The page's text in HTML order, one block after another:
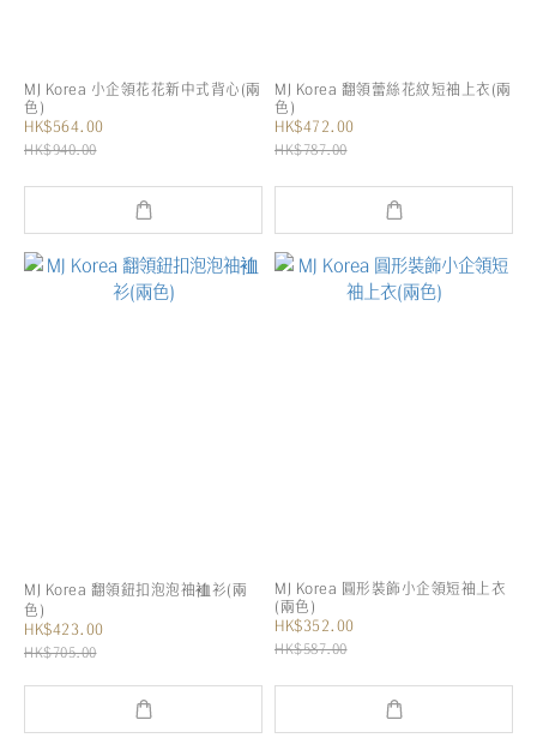
MJ Korea 小企領花花新中式背心(兩
色)
HK$564.00
HK$940.00
MJ Korea 翻領蕾絲花紋短袖上衣(兩
色)
HK$472.00
HK$787.00
MJ Korea 翻領鈕扣泡泡袖裇衫(兩
色)
HK$423.00
HK$705.00
MJ Korea 圓形裝飾小企領短袖上衣
(兩色)
HK$352.00
HK$587.00